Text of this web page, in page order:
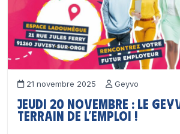
21 novembre 2025 Geyvo
Jeudi 20 novembre : le
terrain de l’emploi !